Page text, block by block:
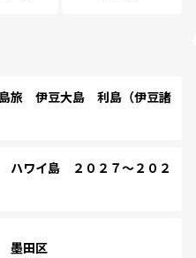
旅 伊豆大島 利島（伊豆諸
ワイ島 ２０２７～２０２
墨田区